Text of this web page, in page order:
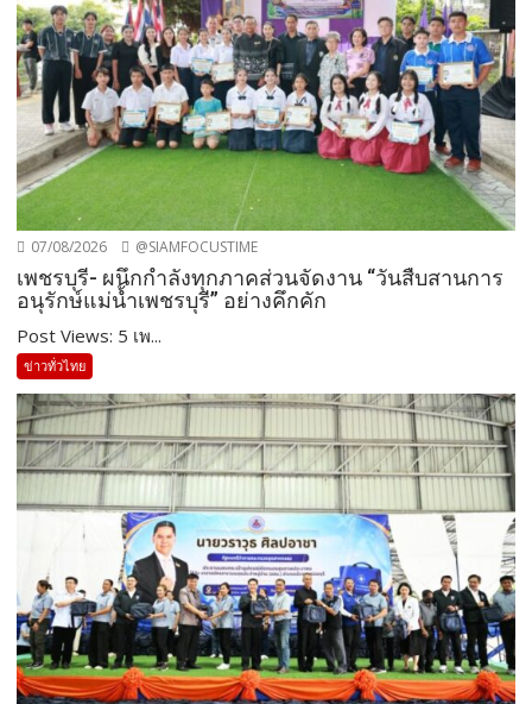
07/08/2026 @SIAMFOCUSTIME
เพชรบุรี- ผนึกกำลังทุกภาคส่วนจัดงาน “วันสืบสานการ
อนุรักษ์แม่น้ำเพชรบุรี” อย่างคึกคัก
Post Views: 5 เพ...
ข่าวทั่วไทย